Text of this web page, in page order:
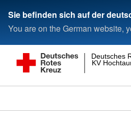
Sie befinden sich auf der
You are on the German website,
KV
Deutsches